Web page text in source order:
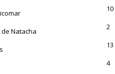
10
de Natacha
2
13
4